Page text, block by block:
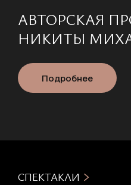
АВТОРСКАЯ
НИКИТЫ
Подробнее
СПЕКТАКЛИ